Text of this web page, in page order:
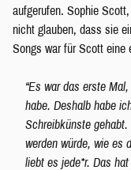
aufgerufen. Sophie
nicht glauben, dass sie
Songs war für Scott eine
“Es war das erste
habe. Deshalb habe
Schreibkünste
werden würde, wie es
liebt es jede*r. Das